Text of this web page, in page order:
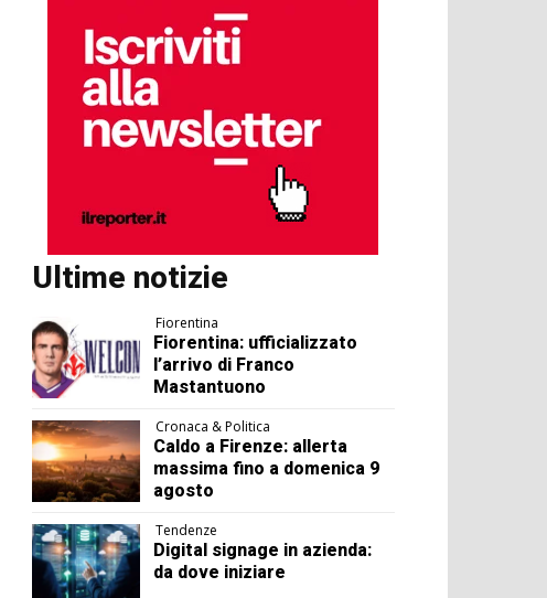
Ultime notizie
Fiorentina
Fiorentina: ufficializzato
l’arrivo di Franco
Mastantuono
Cronaca & Politica
Caldo a Firenze: allerta
massima fino a domenica 9
agosto
Tendenze
Digital signage in azienda:
da dove iniziare